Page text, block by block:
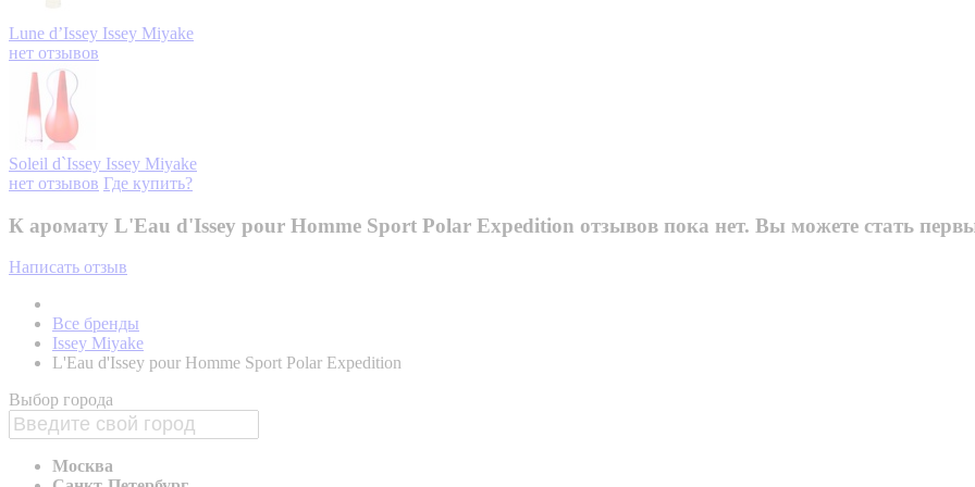
Lune d’Issey Issey Miyake
нет отзывов
Soleil d`Issey Issey Miyake
нет отзывов Где купить?
К аромату L'Eau d'Issey pour Homme Sport Polar Expedition отзывов пока нет. Вы можете стать
Написать отзыв
Все бренды
Issey Miyake
L'Eau d'Issey pour Homme Sport Polar Expedition
Выбор города
Москва